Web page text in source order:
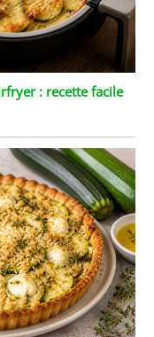
: recette facile